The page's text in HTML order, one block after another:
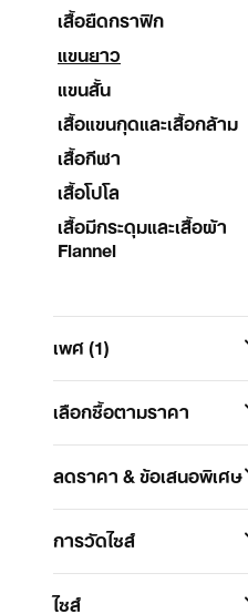
เสื้อยืดกราฟิก
แขนยาว
แขนสั้น
เสื้อแขนกุดและเสื้อกล้าม
เสื้อกีฬา
เสื้อโปโล
เสื้อมีกระดุมและเสื้อผ้า
Flannel
เพศ(1)
เลือกซื้อตามราคา
ลดราคา & ข้อเสนอพิเศษ
การวัดไซส์
ไซส์